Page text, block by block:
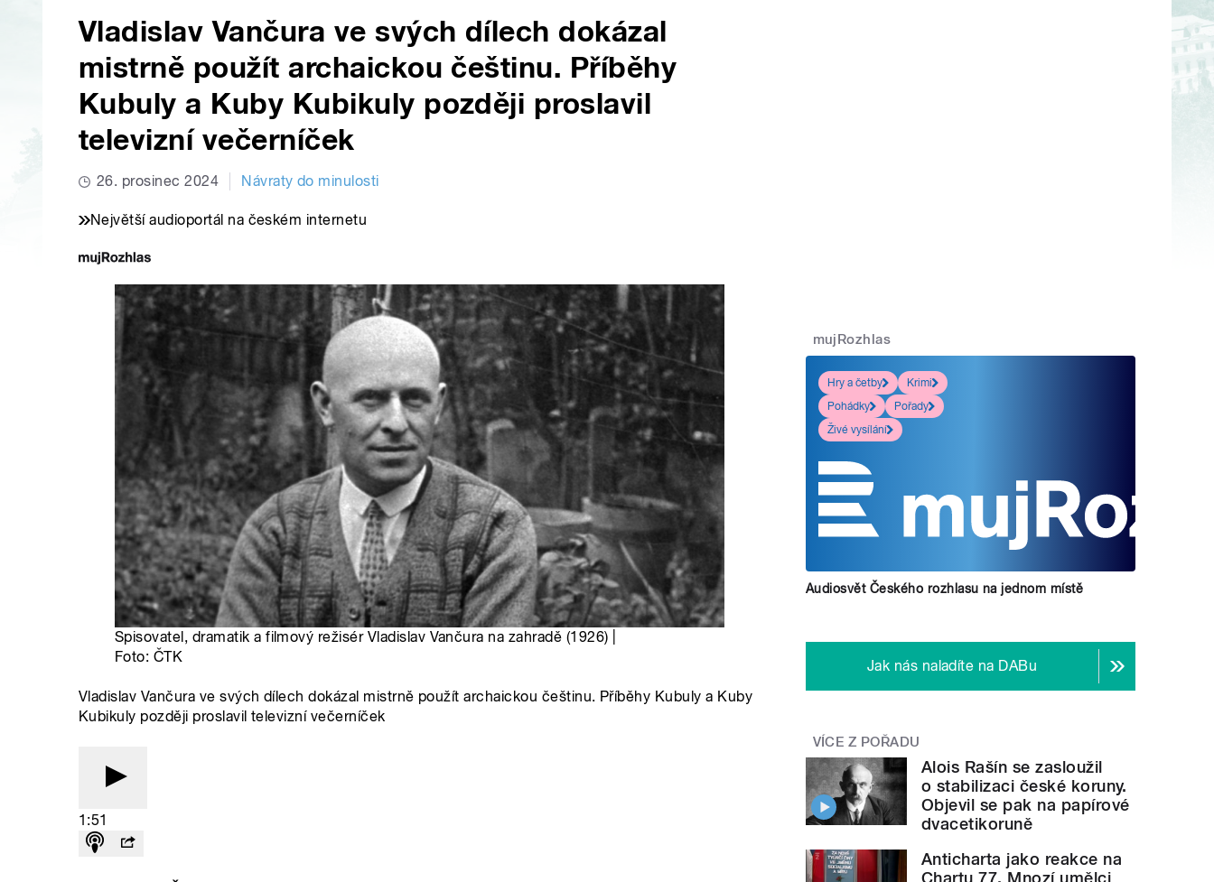
Vladislav Vančura ve svých dílech dokázal
mistrně použít archaickou češtinu. Příběhy
Kubuly a Kuby Kubikuly později proslavil
televizní večerníček
26. prosinec 2024 Návraty do minulosti
Největší audioportál na českém internetu
Spisovatel, dramatik a filmový režisér Vladislav Vančura na zahradě (1926) |
Foto: ČTK
Vladislav Vančura ve svých dílech dokázal mistrně použít archaickou češtinu. Příběhy Kubuly a Kuby
Kubikuly později proslavil televizní večerníček
1:51
mujRozhlas
Hry a četby
Krimi
Pohádky
Pořady
Živé vysílání
Audiosvět Českého rozhlasu na jednom místě
Jak nás naladíte na DABu
VÍCE Z POŘADU
Alois Rašín se zasloužil
o stabilizaci české koruny.
Objevil se pak na papírové
dvacetikoruně
Anticharta jako reakce na
Chartu 77. Mnozí umělci